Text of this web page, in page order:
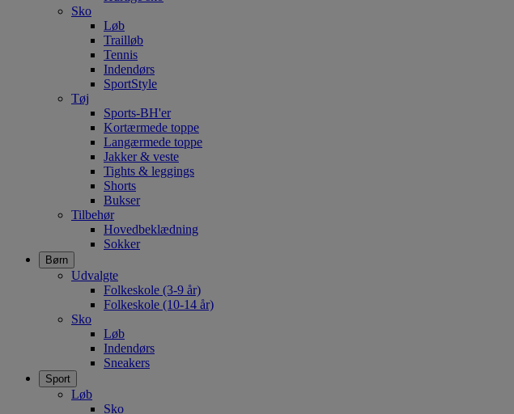
Sko
Løb
Trailløb
Tennis
Indendørs
SportStyle
Tøj
Sports-BH'er
Kortærmede toppe
Langærmede toppe
Jakker & veste
Tights & leggings
Shorts
Bukser
Tilbehør
Hovedbeklædning
Sokker
Børn
Udvalgte
Folkeskole (3-9 år)
Folkeskole (10-14 år)
Sko
Løb
Indendørs
Sneakers
Sport
Løb
Sko